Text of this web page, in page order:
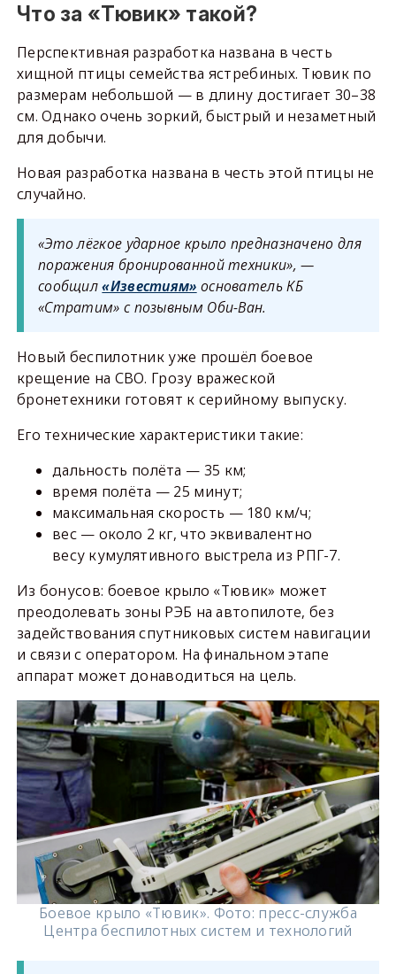
Что за «Тювик» такой?
Перспективная разработка названа в честь
хищной птицы семейства ястребиных. Тювик по
размерам небольшой — в длину достигает 30–38
см. Однако очень зоркий, быстрый и незаметный
для добычи.
Новая разработка названа в честь этой птицы не
случайно.
«Это лёгкое ударное крыло предназначено для
поражения бронированной техники», —
сообщил«Известиям» основатель КБ
«Стратим» с позывным Оби-Ван.
Новый беспилотник уже прошёл боевое
крещение на СВО. Грозу вражеской
бронетехники готовят к серийному выпуску.
Его технические характеристики такие:
дальность полёта — 35 км;
время полёта — 25 минут;
максимальная скорость — 180 км/ч;
вес — около 2 кг, что эквивалентно
весу кумулятивного выстрела из РПГ-7.
Из бонусов: боевое крыло «Тювик» может
преодолевать зоны РЭБ на автопилоте, без
задействования спутниковых систем навигации
и связи с оператором. На финальном этапе
аппарат может донаводиться на цель.
Боевое крыло «Тювик». Фото: пресс-служба
Центра беспилотных систем и технологий